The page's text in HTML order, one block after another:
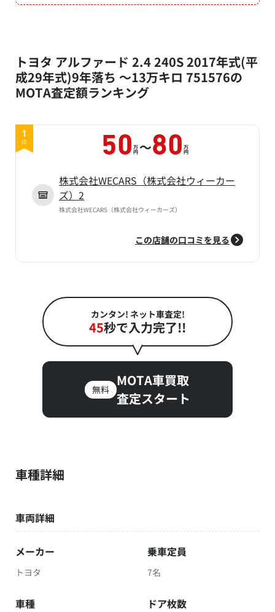
トヨタ アルファード 2.4 240S 2017年式(平
成29年式)9年落ち ～13万キロ 751576の
MOTA査定額ランキング
1
位 50 万
円 ～80 万
円
株式会社WECARS（株式会社ウィーカー
ズ）2
株式会社WECARS（株式会社ウィーカーズ）
この店舗の口コミを見る
カンタン! ネット車査定!
45秒で入力完了!!
無料
MOTA車買取
査定スタート
車種詳細
車両詳細
メーカー
トヨタ
乗車定員
7名
車種 ドア枚数